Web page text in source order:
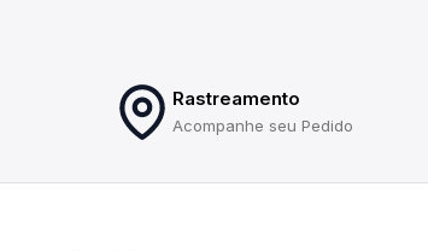
Rastreamento
Acompanhe seu Pedido